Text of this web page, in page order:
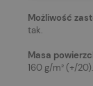
Możliwość
tak.
Masa
160 g/m² (+/­20).